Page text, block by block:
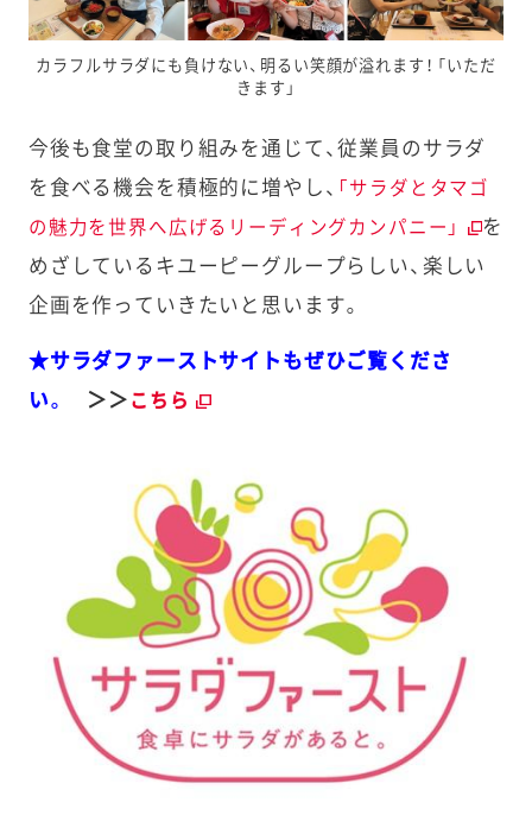
カラフルサラダにも負けない、明るい笑顔が溢れます！ 「いただ
きます」
今後も食堂の取り組みを通じて、従業員のサラダ
を食べる機会を積極的に増やし、 「サラダとタマゴ
の魅力を世界へ広げるリーディングカンパニー」
を
めざしているキユーピーグループらしい、楽しい
企画を作っていきたいと思います。
★サラダファーストサイトもぜひご覧くださ
い。
＞＞ こちら